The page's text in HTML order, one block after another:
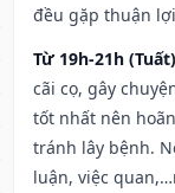
đều gặp thuận
Từ 19h-21h
cãi cọ, gây
tốt nhất nên
tránh lây bệnh.
luận, việc